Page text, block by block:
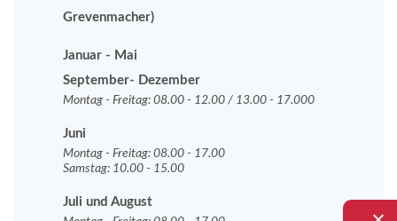
Grevenmacher)
Januar - Mai
September- Dezember
Montag - Freitag: 08.00 - 12.00 / 13.00 - 17.000
Juni
Montag - Freitag: 08.00 - 17.00
Samstag: 10.00 - 15.00
Juli und August